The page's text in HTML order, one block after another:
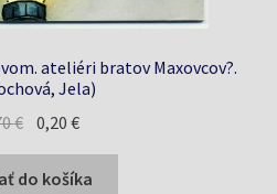
ateliéri bratov Maxovcov?.
Jela)
€ Pôvodná
bola:
0,20€Aktuálna
je:
do košíka